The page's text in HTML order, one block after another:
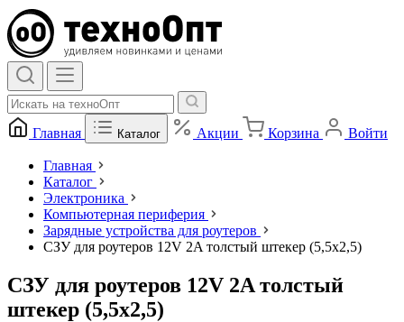
Главная Каталог Акции Корзина Войти
Главная
Каталог
Электроника
Компьютерная периферия
Зарядные устройства для роутеров
СЗУ для роутеров 12V 2A толстый штекер (5,5х2,5)
СЗУ для роутеров 12V 2A толстый
штекер (5,5х2,5)